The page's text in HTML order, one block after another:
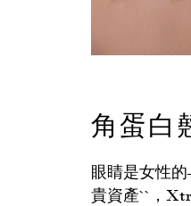
角蛋白
眼睛是女性
貴資產``，